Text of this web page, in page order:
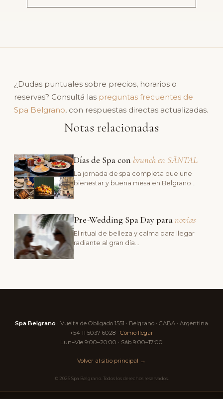
¿Dudas puntuales sobre precios, horarios o
reservas? Consultá las preguntas frecuentes de
Spa Belgrano, con respuestas directas actualizadas.
Notas relacionadas
Días de Spa con brunch en SĀNTAL
La jornada de spa completa que une
bienestar y buena mesa en Belgrano…
Pre-Wedding Spa Day para novias
El ritual de belleza y calma para llegar
radiante al gran día…
Spa Belgrano · Vuelta de Obligado 1551 · Belgrano · CABA · Argentina
+54 11 5037-6028 · Cómo llegar
Lun–Vie 9:00–20:00 · Sáb 9:00–17:00
Volver al sitio principal →
© 2026 Spa Belgrano. Todos los derechos reservados.